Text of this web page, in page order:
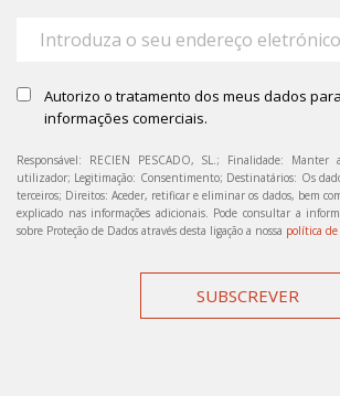
Autorizo o tratamento dos meus dados
informações comerciais.
Responsável: RECIEN PESCADO, SL.; Finalidade: Manter
utilizador; Legitimação: Consentimento; Destinatários: Os
terceiros; Direitos: Aceder, retificar e eliminar os dados, bem
explicado nas informações adicionais. Pode consultar a
sobre Proteção de Dados através desta ligação a nossa política
SUBSCREVER